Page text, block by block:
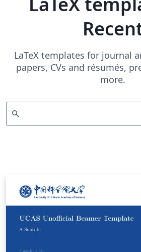
LaTeX templates for journal
papers, CVs and résumés,
more.
search